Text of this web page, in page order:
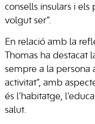
consells insulars i els
volgut ser”.
En relació amb la
Thomas ha destacat
sempre a la persona
activitat”, amb
és l’habitatge,
salut.